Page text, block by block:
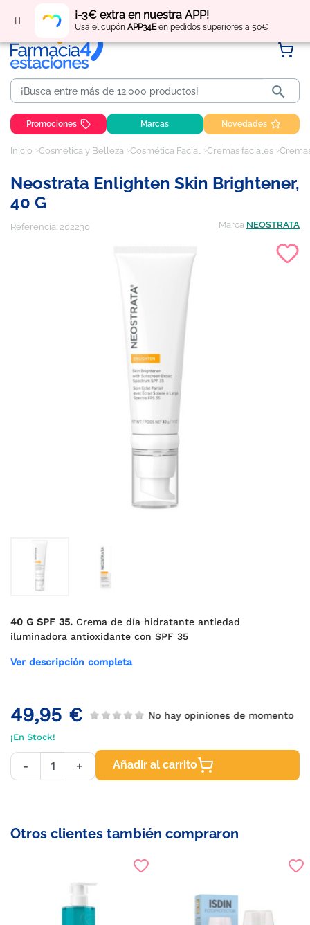
¡-3€ extra en nuestra APP!
Usa el cupón APP34Een pedidos superiores a 50€
Regístratey obtén puntos por tus compras

Promociones Marcas Novedades
Inicio Cosmética y Belleza Cosmética Facial Cremas faciales
Neostrata Enlighten Skin Brightener,
40 G
Referencia: 202230 Marca NEOSTRATA
40 G SPF 35. Crema de día hidratante antiedad
iluminadora antioxidante con SPF 35
Ver descripción completa
49,95 € No hay opiniones de momento
¡En Stock!
- + Añadir al carrito
Otros clientes también compraron